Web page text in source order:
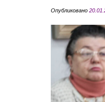
Опубликовано